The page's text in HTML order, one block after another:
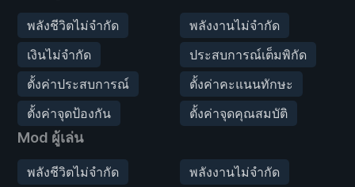
พลังชีวิตไม่จำกัด
พลังงานไม่จำกัด
เงินไม่จำกัด
ประสบการณ์เต็มพิกัด
ตั้งค่าประสบการณ์
ตั้งค่าคะแนนทักษะ
ตั้งค่าจุดป้องกัน
ตั้งค่าจุดคุณสมบัติ
Mod ผู้เล่น
พลังชีวิตไม่จำกัด
พลังงานไม่จำกัด